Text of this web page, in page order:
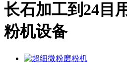
长石加工到24目
粉机设备